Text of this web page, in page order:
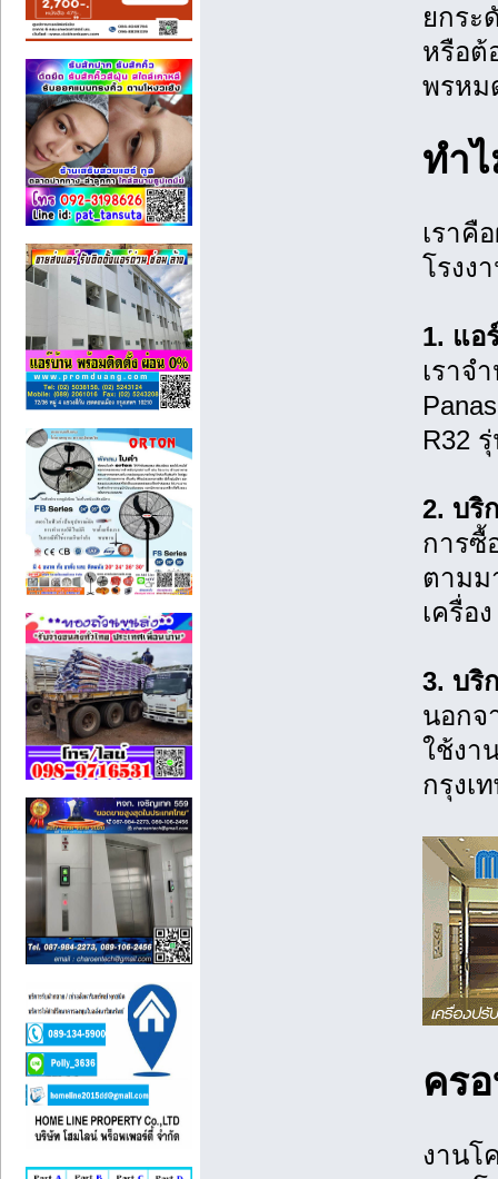
ยกระ
หรือต้
พรหม
ทำ
เราคื
โรงง
1. แอ
เราจ
R32
2. บริ
การซื้
ตามม
เครื่อ
3. บริ
นอกจ
ใช้งา
กรุงเ
คร
งานโ